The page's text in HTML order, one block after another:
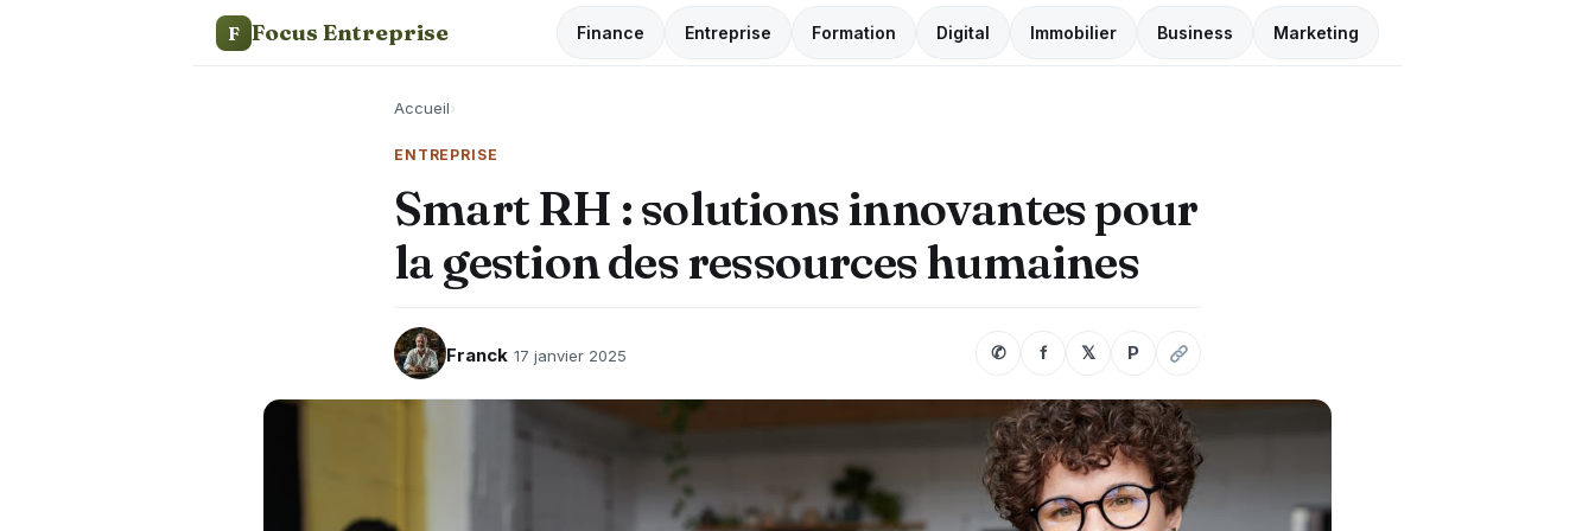
F Focus Entreprise Finance Entreprise Formation Digital Immobilier Business Marketing
Accueil›
ENTREPRISE
Smart RH : solutions innovantes pour
la gestion des ressources humaines
Franck 17 janvier 2025 ✆ f 𝕏 P